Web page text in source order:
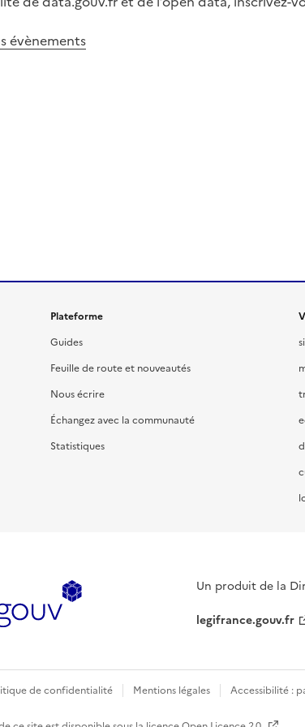
évènements
Plateforme
Guides
Feuille de route et nouveautés
Nous écrire
Échangez avec la communauté
Statistiques
Un produit de la
legifrance.gouv.fr
de confidentialité Mentions légales Accessibilité :